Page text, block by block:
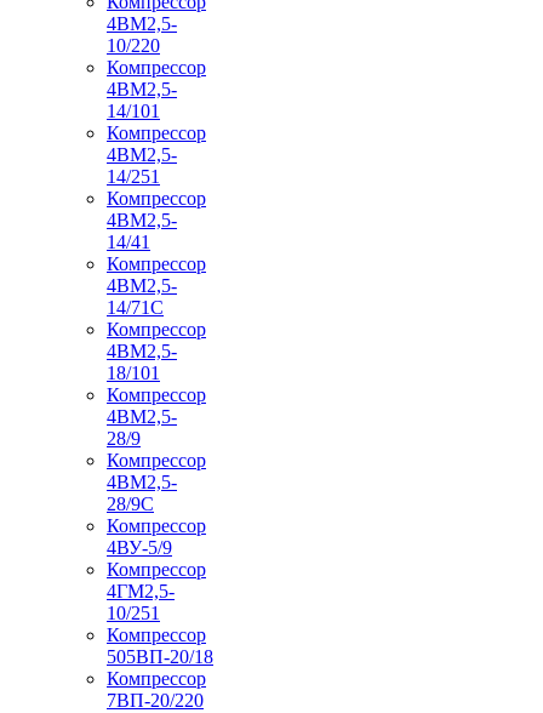
4ВМ2,5-
10/220
Компрессор
4ВМ2,5-
14/101
Компрессор
4ВМ2,5-
14/251
Компрессор
4ВМ2,5-
14/41
Компрессор
4ВМ2,5-
14/71C
Компрессор
4ВМ2,5-
18/101
Компрессор
4ВМ2,5-
28/9
Компрессор
4ВМ2,5-
28/9С
Компрессор
4ВУ-5/9
Компрессор
4ГМ2,5-
10/251
Компрессор
505ВП-20/18
Компрессор
7ВП-20/220